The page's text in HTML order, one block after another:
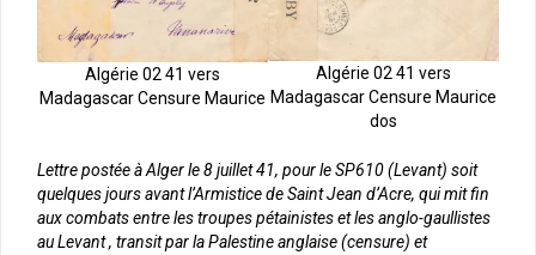
Algérie 02 41 vers
Madagascar Censure Maurice
Algérie 02 41 vers
Madagascar Censure Maurice
dos
Lettre postée à Alger le 8 juillet 41, pour le SP610 (Levant) soit
quelques jours avant l’Armistice de Saint Jean d’Acre, qui mit fin
aux combats entre les troupes pétainistes et les anglo-gaullistes
au Levant , transit par la Palestine anglaise (censure) et